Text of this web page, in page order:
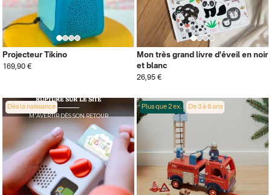
Projecteur Tikino
169,90 €
Mon très grand livre d'éveil en noir
et blanc
26,95 €
RUPTURE SUR LE SITE
M'AVERTIR DÈS SON RETOUR
Dès la naissance Plus que 2 ex. De 3 à 6 ans